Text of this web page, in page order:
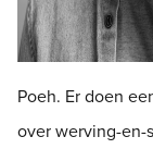
Poeh. Er doen
over werving-en-